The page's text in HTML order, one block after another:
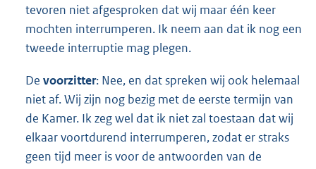
tevoren niet afgesproken dat wij maar één keer
mochten interrumperen. Ik neem aan dat ik nog een
tweede interruptie mag plegen.
De voorzitter: Nee, en dat spreken wij ook helemaal
niet af. Wij zijn nog bezig met de eerste termijn van
de Kamer. Ik zeg wel dat ik niet zal toestaan dat wij
elkaar voortdurend interrumperen, zodat er straks
geen tijd meer is voor de antwoorden van de